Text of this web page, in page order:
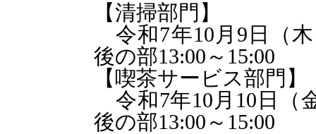
【清掃部門】
令和7年10月9日（
後の部13:00～15:00
【喫茶サービス部門】
令和7年10月10 日（
後の部13:00～15:00